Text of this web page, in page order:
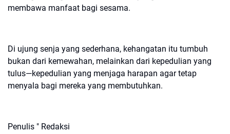
membawa manfaat bagi sesama.
Di ujung senja yang sederhana, kehangatan itu tumbuh
bukan dari kemewahan, melainkan dari kepedulian yang
tulus—kepedulian yang menjaga harapan agar tetap
menyala bagi mereka yang membutuhkan.
Penulis " Redaksi